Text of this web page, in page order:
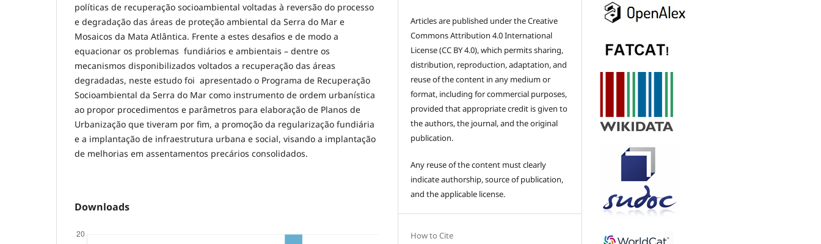
políticas de recuperação socioambiental voltadas à reversão do processo
e degradação das áreas de proteção ambiental da Serra do Mar e
Mosaicos da Mata Atlântica. Frente a estes desafios e de modo a
equacionar os problemas fundiários e ambientais – dentre os
mecanismos disponibilizados voltados a recuperação das áreas
degradadas, neste estudo foi apresentado o Programa de Recuperação
Socioambiental da Serra do Mar como instrumento de ordem urbanística
ao propor procedimentos e parâmetros para elaboração de Planos de
Urbanização que tiveram por fim, a promoção da regularização fundiária
e a implantação de infraestrutura urbana e social, visando a implantação
de melhorias em assentamentos precários consolidados.
Downloads
Articles are published under the Creative
Commons Attribution 4.0 International
License (CC BY 4.0), which permits sharing,
distribution, reproduction, adaptation, and
reuse of the content in any medium or
format, including for commercial purposes,
provided that appropriate credit is given to
the authors, the journal, and the original
publication.
Any reuse of the content must clearly
indicate authorship, source of publication,
and the applicable license.
How to Cite